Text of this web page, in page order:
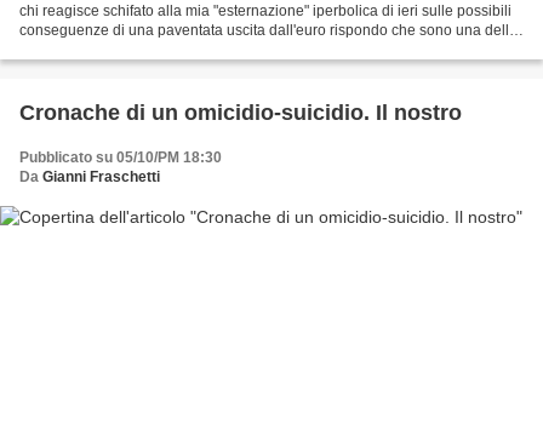
chi reagisce schifato alla mia "esternazione" iperbolica di ieri sulle possibili
conseguenze di una paventata uscita dall'euro rispondo che sono una delle
Cronache di un omicidio-suicidio. Il nostro
Pubblicato su 05/10/PM 18:30
Da Gianni Fraschetti